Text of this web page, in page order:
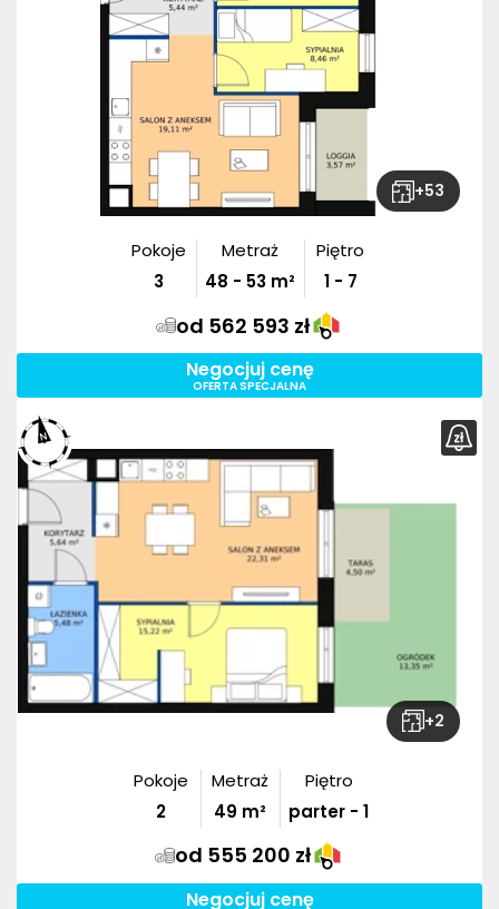
+53
Pokoje
3
Metraż
48 - 53m²
Piętro
1 - 7
od 562 593 zł
Negocjuj cenę
OFERTA SPECJALNA
+2
Pokoje
2
Metraż
49 m²
Piętro
parter - 1
od 555 200 zł
Negocjuj cenę